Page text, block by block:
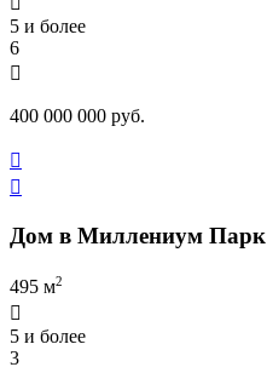
5 и более
6

400 000 000 руб.


Дом в Миллениум Парк
495 м2

5 и более
3